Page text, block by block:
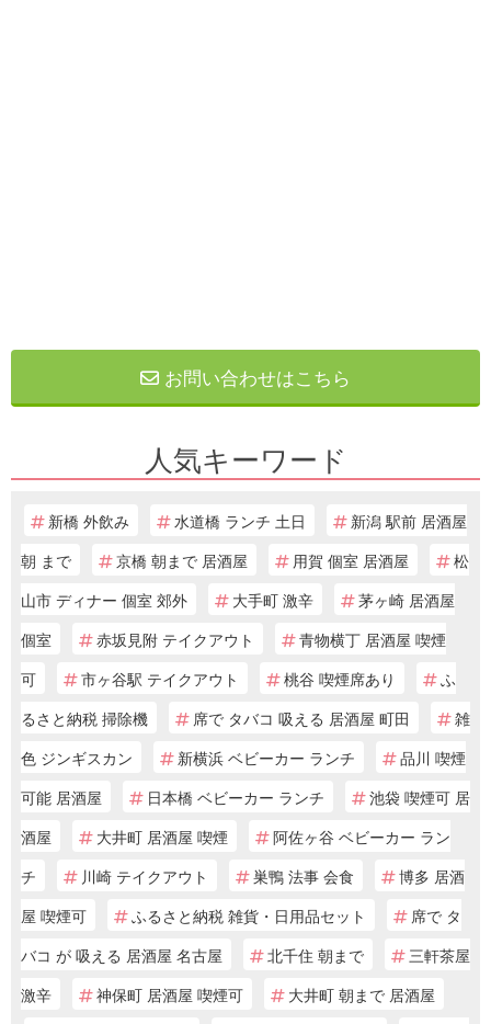
お問い合わせはこちら
人気キーワード
新橋 外飲み 水道橋 ランチ 土日
新潟 駅前 居酒屋
朝 まで
京橋 朝まで 居酒屋 用賀 個室 居酒屋
松
山市 ディナー 個室 郊外
大手町 激辛
茅ヶ崎 居酒屋
個室
赤坂見附 テイクアウト
青物横丁 居酒屋 喫煙
可
市ヶ谷駅 テイクアウト 桃谷 喫煙席あり
ふ
るさと納税 掃除機
席で タバコ 吸える 居酒屋 町田
雑
色 ジンギスカン
新横浜 ベビーカー ランチ
品川 喫煙
可能 居酒屋
日本橋 ベビーカー ランチ
池袋 喫煙可 居
酒屋
大井町 居酒屋 喫煙
阿佐ヶ谷 ベビーカー ラン
チ
川崎 テイクアウト 巣鴨 法事 会食
博多 居酒
屋 喫煙可
ふるさと納税 雑貨・日用品セット
席で タ
バコ が 吸える 居酒屋 名古屋
北千住 朝まで
三軒茶屋
激辛
神保町 居酒屋 喫煙可
大井町 朝まで 居酒屋